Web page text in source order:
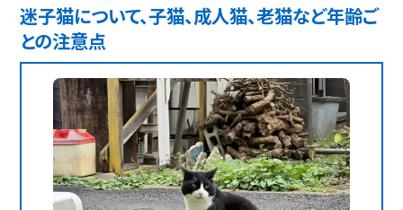
迷子猫について、子猫、成人猫、老猫など年齢ご
との注意点